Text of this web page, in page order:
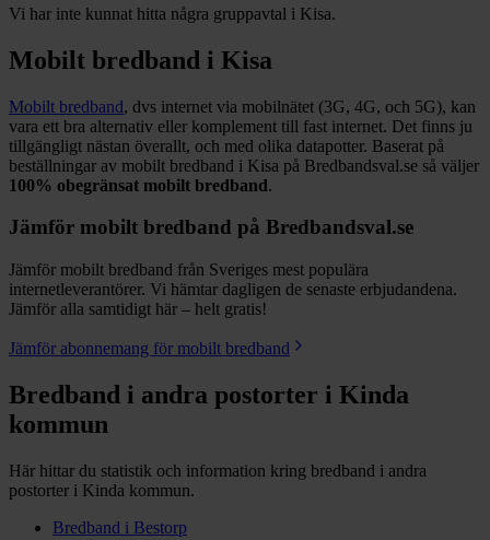
Vi har inte kunnat hitta några gruppavtal i Kisa.
Mobilt bredband i Kisa
Mobilt bredband, dvs internet via mobilnätet (3G, 4G, och 5G), kan
vara ett bra alternativ eller komplement till fast internet. Det finns ju
tillgängligt nästan överallt, och med olika datapotter. Baserat på
beställningar av mobilt bredband i Kisa på Bredbandsval.se så väljer
100% obegränsat mobilt bredband.
Jämför mobilt bredband på Bredbandsval.se
Jämför mobilt bredband från Sveriges mest populära
internetleverantörer. Vi hämtar dagligen de senaste erbjudandena.
Jämför alla samtidigt här – helt gratis!
Jämför abonnemang för mobilt bredband
Bredband i andra postorter i Kinda
kommun
Här hittar du statistik och information kring bredband i andra
postorter i Kinda kommun.
Bredband i Bestorp